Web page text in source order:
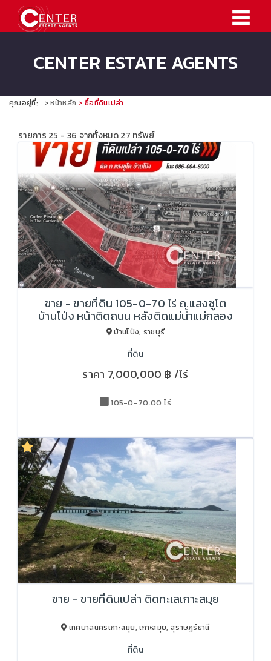
CENTER ESTATE AGENTS
คุณอยู่ที่: หน้าหลัก ซื้อที่ดินเปล่า
รายการ 25 - 36 จากทั้งหมด 27 ทรัพย์
ขาย - ขายที่ดิน 105-0-70 ไร่ ถ.แสงชูโต
บ้านโป่ง หน้าติดถนน หลังติดแม่น้ำแม่กลอง
บ้านโป่ง, ราชบุรี
ที่ดิน
ราคา 7,000,000 ฿ /ไร่
105-0-70.00 ไร่
ขาย - ขายที่ดินเปล่า ติดทะเลเกาะสมุย
เทศบาลนครเกาะสมุย, เกาะสมุย, สุราษฎร์ธานี
ที่ดิน